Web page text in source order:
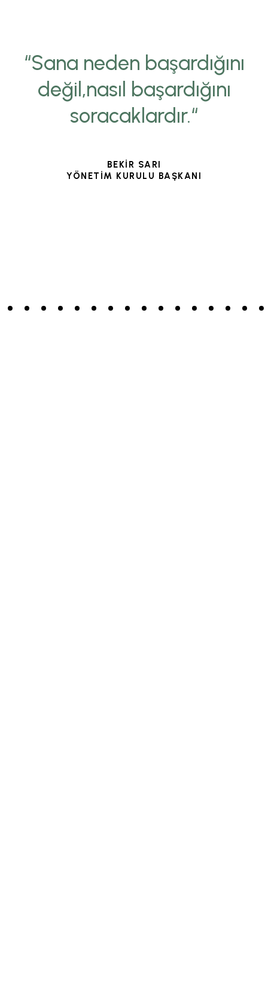
“Sana neden başardığını
değil,nasıl başardığını
soracaklardır.“
BEKİR SARI
YÖNETİM KURULU BAŞKANI